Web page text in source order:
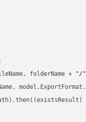
folderName + "/"
(existsResult )